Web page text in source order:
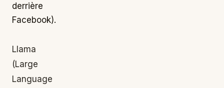
derrière
Facebook).
Llama
(Large
Language